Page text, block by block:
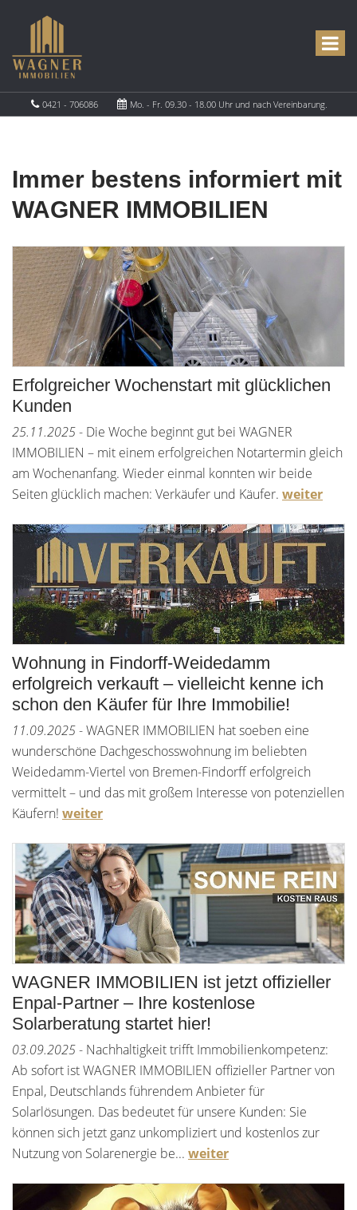
0421 - 706086 Mo. - Fr. 09.30 - 18.00 Uhr und nach Vereinbarung.
Immer bestens informiert mit
WAGNER IMMOBILIEN
Erfolgreicher Wochenstart mit glücklichen
Kunden
25.11.2025- Die Woche beginnt gut bei WAGNER
IMMOBILIEN – mit einem erfolgreichen Notartermin gleich
am Wochenanfang. Wieder einmal konnten wir beide
Seiten glücklich machen: Verkäufer und Käufer. weiter
Wohnung in Findorff-Weidedamm
erfolgreich verkauft – vielleicht kenne ich
schon den Käufer für Ihre Immobilie!
11.09.2025- WAGNER IMMOBILIEN hat soeben eine
wunderschöne Dachgeschosswohnung im beliebten
Weidedamm-Viertel von Bremen-Findorff erfolgreich
vermittelt – und das mit großem Interesse von potenziellen
Käufern! weiter
WAGNER IMMOBILIEN ist jetzt offizieller
Enpal-Partner – Ihre kostenlose
Solarberatung startet hier!
03.09.2025- Nachhaltigkeit trifft Immobilienkompetenz:
Ab sofort ist WAGNER IMMOBILIEN offizieller Partner von
Enpal, Deutschlands führendem Anbieter für
Solarlösungen. Das bedeutet für unsere Kunden: Sie
können sich jetzt ganz unkompliziert und kostenlos zur
Nutzung von Solarenergie be... weiter